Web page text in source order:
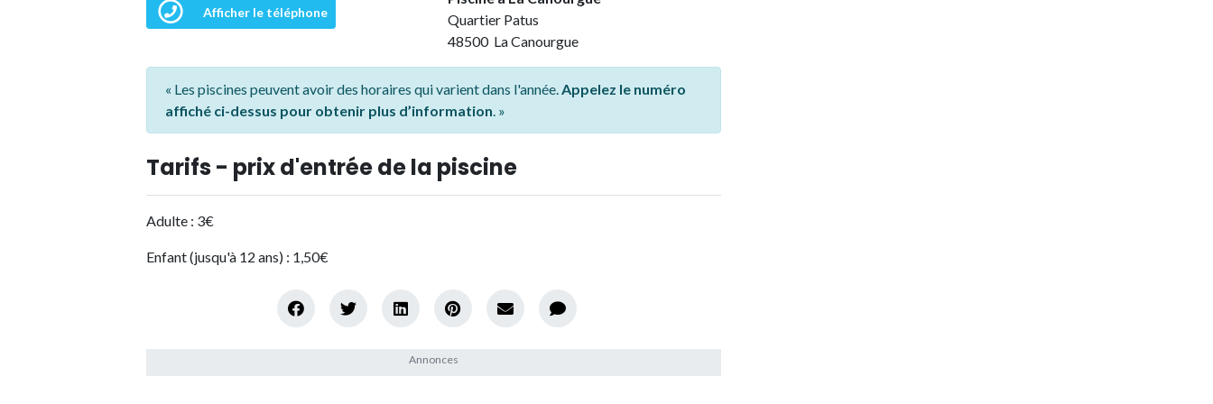
Afficher le téléphone
Quartier Patus
48500 La Canourgue
« Les piscines peuvent avoir des horaires qui varient dans l'année.Appelez le numéro
affiché ci-dessus pour obtenir plus d’information. »
Tarifs - prix d'entrée de la piscine
Adulte : 3€
Enfant (jusqu'à 12 ans) : 1,50€